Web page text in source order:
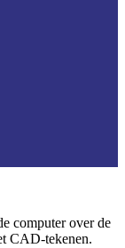
computer over de
CAD-tekenen.